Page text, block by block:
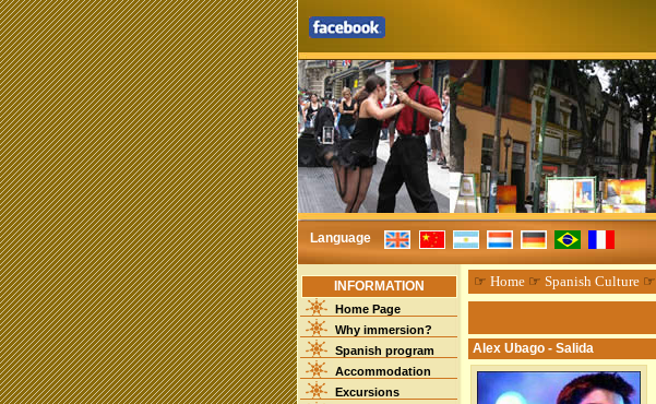
Language
INFORMATION
Home Page
Why immersion?
Spanish program
Accommodation
Excursions
☞ Home☞ Spanish Culture☞
Alex Ubago - Salida